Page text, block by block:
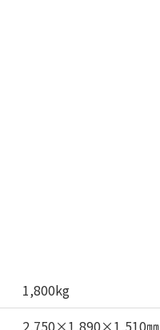
1,800kg
2,750×1,890×1,510㎜